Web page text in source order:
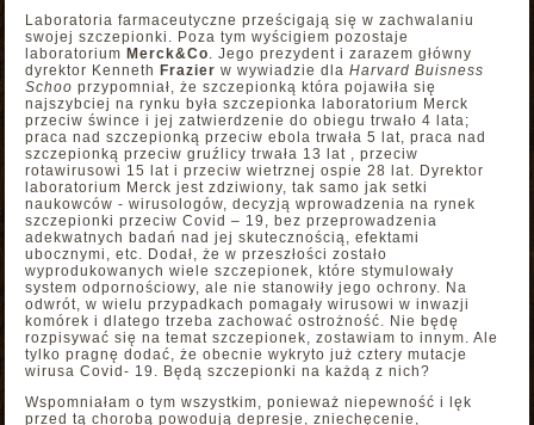
Laboratoria farmaceutyczne prześcigają się w zachwalaniu
swojej szczepionki. Poza tym wyścigiem pozostaje
laboratorium Merck&Co. Jego prezydent i zarazem główny
dyrektor Kenneth Frazier w wywiadzie dlaHarvard Buisness
Schoo przypomniał, że szczepionką która pojawiła się
najszybciej na rynku była szczepionka laboratorium Merck
przeciw śwince i jej zatwierdzenie do obiegu trwało 4 lata;
praca nad szczepionką przeciw ebola trwała 5 lat, praca nad
szczepionką przeciw gruźlicy trwała 13 lat , przeciw
rotawirusowi 15 lat i przeciw wietrznej ospie 28 lat. Dyrektor
laboratorium Merck jest zdziwiony, tak samo jak setki
naukowców - wirusologów, decyzją wprowadzenia na rynek
szczepionki przeciw Covid – 19, bez przeprowadzenia
adekwatnych badań nad jej skutecznością, efektami
ubocznymi, etc. Dodał, że w przeszłości zostało
wyprodukowanych wiele szczepionek, które stymulowały
system odpornościowy, ale nie stanowiły jego ochrony. Na
odwrót, w wielu przypadkach pomagały wirusowi w inwazji
komórek i dlatego trzeba zachować ostrożność. Nie będę
rozpisywać się na temat szczepionek, zostawiam to innym. Ale
tylko pragnę dodać, że obecnie wykryto już cztery mutacje
wirusa Covid- 19. Będą szczepionki na każdą z nich?
Wspomniałam o tym wszystkim, ponieważ niepewność i lęk
przed tą chorobą powodują depresje, zniechęcenie,